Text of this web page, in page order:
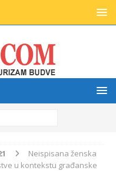
Neispisana ženska
u kontekstu građanske